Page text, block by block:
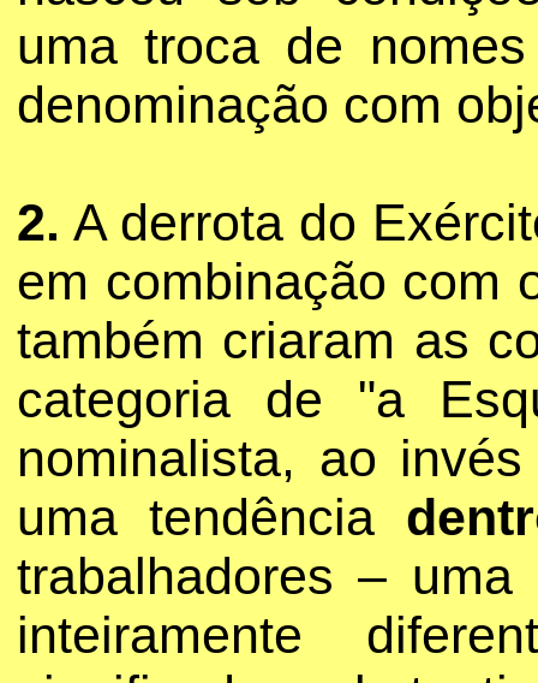
uma troca de
denominação com
2. A derrota do
em combinação com
também criaram as
categoria de "a
nominalista, ao
uma tendência
trabalhadores –
inteiramente